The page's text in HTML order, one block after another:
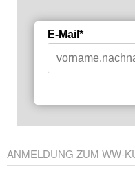
E-Mail*
ANMELDUNG ZUM WW-